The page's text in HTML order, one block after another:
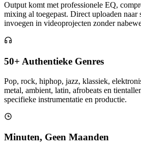
Output komt met professionele EQ,
mixing al toegepast. Direct uploaden naar
invoegen in videoprojecten zonder
50+ Authentieke Genres
Pop, rock, hiphop, jazz, klassiek,
metal, ambient, latin, afrobeats en
specifieke instrumentatie en productie.
Minuten, Geen Maanden